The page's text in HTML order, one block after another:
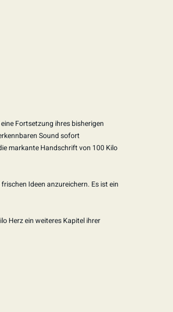
Fortsetzung ihres bisherigen
Sound sofort
markante Handschrift von 100 Kilo
Ideen anzureichern. Es ist ein
Herz ein weiteres Kapitel ihrer